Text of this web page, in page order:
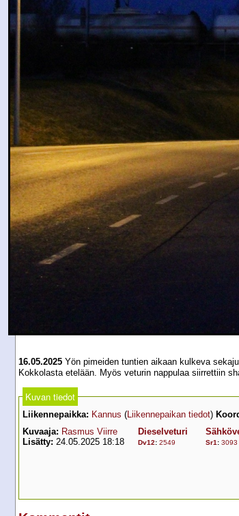
16.05.2025 Yön pimeiden tuntien aikaan kulkeva
Kokkolasta etelään. Myös veturin nappulaa siirrettiin
Kuvan tiedot
Liikennepaikka: Kannus (Liikennepaikan tiedot)
Kuvaaja: Rasmus Viirre
Lisätty: 24.05.2025 18:18
Dieselveturi
Dv12: 2549 Sr1 : 3093